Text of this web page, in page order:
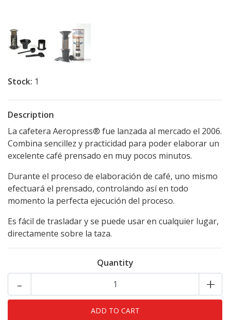
Stock: 1
Description
La cafetera Aeropress® fue lanzada al mercado el 2006.
Combina sencillez y practicidad para poder elaborar un
excelente café prensado en muy pocos minutos.
Durante el proceso de elaboración de café, uno mismo
efectuará el prensado, controlando así en todo
momento la perfecta ejecución del proceso.
Es fácil de trasladar y se puede usar en cualquier lugar,
directamente sobre la taza.
Quantity
+
-